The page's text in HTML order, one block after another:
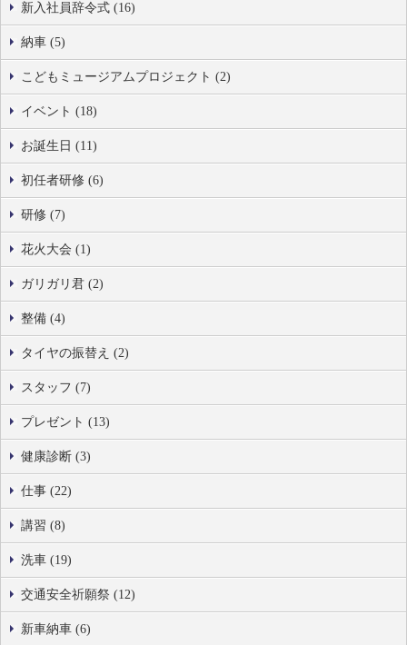
新入社員辞令式 (16)
納車 (5)
こどもミュージアムプロジェクト (2)
イベント (18)
お誕生日 (11)
初任者研修 (6)
研修 (7)
花火大会 (1)
ガリガリ君 (2)
整備 (4)
タイヤの振替え (2)
スタッフ (7)
プレゼント (13)
健康診断 (3)
仕事 (22)
講習 (8)
洗車 (19)
交通安全祈願祭 (12)
新車納車 (6)